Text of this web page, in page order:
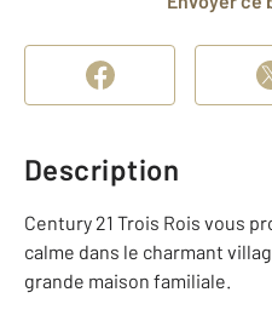
Description
Century 21 Trois Rois vous
calme dans le charmant
grande maison familiale.